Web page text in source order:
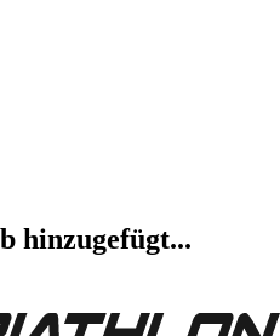
hinzugefügt...